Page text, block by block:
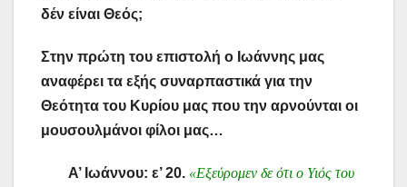
δέν είναι Θεός;
Στην πρώτη του επιστολή ο Ιωάννης μας
αναφέρει τα εξής συναρπαστικά για την
Θεότητα του Κυρίου μας που την αρνούνται οι
μουσουλμάνοι φίλοι μας…
Α’ Ιωάννου: ε’ 20. «Εξεύρομεν δε ότι ο Υιός του